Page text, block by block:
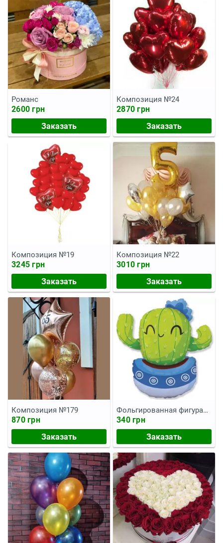
Романс
2600 грн
Заказать
Композиция №24
2870 грн
Заказать
Композиция №19
3245 грн
Заказать
Композиция №22
3010 грн
Заказать
Композиция №179
870 грн
Заказать
Фольгированная фигура
"Кактус"
340 грн
Заказать